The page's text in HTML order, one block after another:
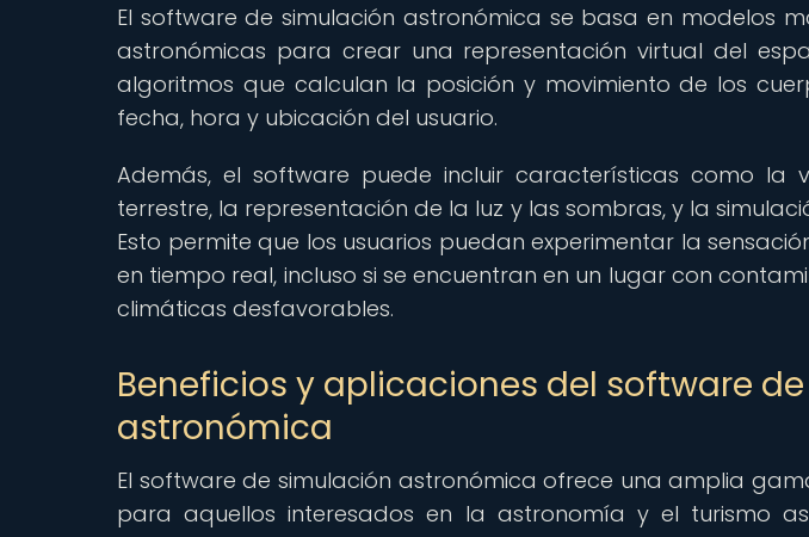
El software de simulación astronómica se basa en modelos
astronómicas para crear una representación virtual del
algoritmos que calculan la posición y movimiento de los
fecha, hora y ubicación del usuario.
Además, el software puede incluir características como la
terrestre, la representación de la luz y las sombras, y la
Esto permite que los usuarios puedan experimentar la
en tiempo real, incluso si se encuentran en un lugar con
climáticas desfavorables.
Beneficios y aplicaciones del software
astronómica
El software de simulación astronómica ofrece una amplia
para aquellos interesados en la astronomía y el turismo